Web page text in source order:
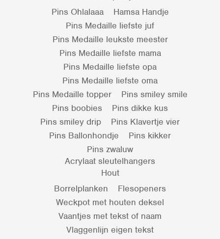
Pins Ohlalaaa
Hamsa Handje
Pins Medaille liefste juf
Pins Medaille leukste meester
Pins Medaille liefste mama
Pins Medaille liefste opa
Pins Medaille liefste oma
Pins Medaille topper
Pins smiley smile
Pins boobies
Pins dikke kus
Pins smiley drip
Pins Klavertje vier
Pins Ballonhondje
Pins kikker
Pins zwaluw
Acrylaat sleutelhangers
Hout
Borrelplanken
Flesopeners
Weckpot met houten deksel
Vaantjes met tekst of naam
Vlaggenlijn eigen tekst